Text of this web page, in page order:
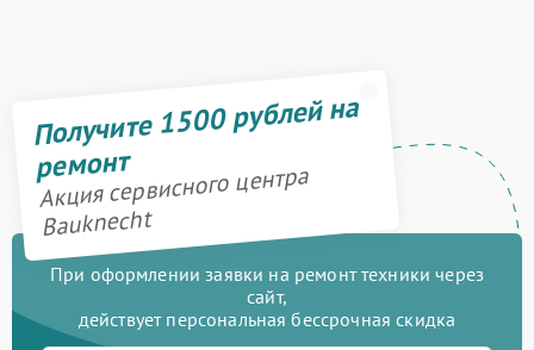
Получите 1500 рублей на
ремонт
Акция сервисного центра
Bauknecht
При оформлении заявки на ремонт техники через
сайт,
действует персональная бессрочная скидка